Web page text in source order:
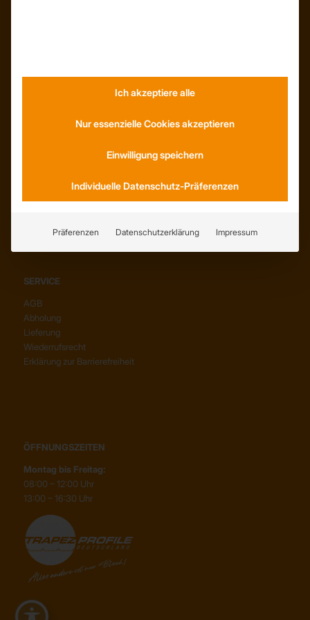
Stellenangebote
Anfahrt
Youtube
SERVICE
AGB
Abholung
Lieferung
Wiederrufsrecht
Erklärung zur Barrierefreiheit
ÖFFNUNGSZEITEN
Montag bis Freitag:
08:00 – 12:00 Uhr
13:00 – 16:30 Uhr
Ich akzeptiere alle
Nur essenzielle Cookies akzeptieren
Einwilligung speichern
Individuelle Datenschutz-Präferenzen
Präferenzen Datenschutzerklärung Impressum